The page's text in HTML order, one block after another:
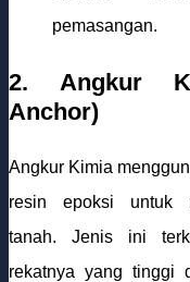
pemasangan.
2. Angkur
Anchor)
Angkur Kimia
resin epoksi untuk
tanah. Jenis ini
rekatnya yang tinggi